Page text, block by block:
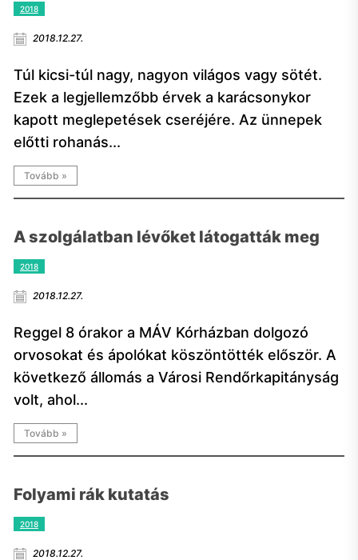
2018
2018.12.27.
Túl kicsi-túl nagy, nagyon világos vagy sötét.
Ezek a legjellemzőbb érvek a karácsonykor
kapott meglepetések cseréjére. Az ünnepek
előtti rohanás...
Tovább »
A szolgálatban lévőket látogatták meg
2018
2018.12.27.
Reggel 8 órakor a MÁV Kórházban dolgozó
orvosokat és ápolókat köszöntötték először. A
következő állomás a Városi Rendőrkapitányság
volt, ahol...
Tovább »
Folyami rák kutatás
2018
2018.12.27.